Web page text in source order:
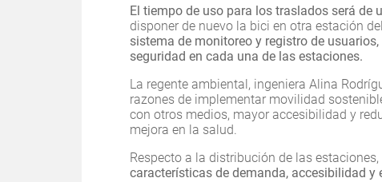
El tiempo de uso para los traslados será de
disponer de nuevo la bici en otra estación
sistema de monitoreo y registro de usuarios,
seguridad en cada una de las estaciones.
La regente ambiental, ingeniera Alina
razones de implementar movilidad
con otros medios, mayor accesibilidad y
mejora en la salud.
Respecto a la distribución de las
características de demanda, accesibilidad y